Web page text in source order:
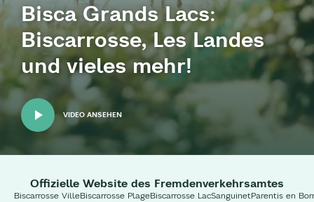
Bisca Grands Lacs:
Biscarrosse, Les Landes
und vieles mehr!
VIDEO ANSEHEN
Offizielle Website des Fremdenverkehrsamtes
Biscarrosse VilleBiscarrosse PlageBiscarrosse LacSanguinetParentis en